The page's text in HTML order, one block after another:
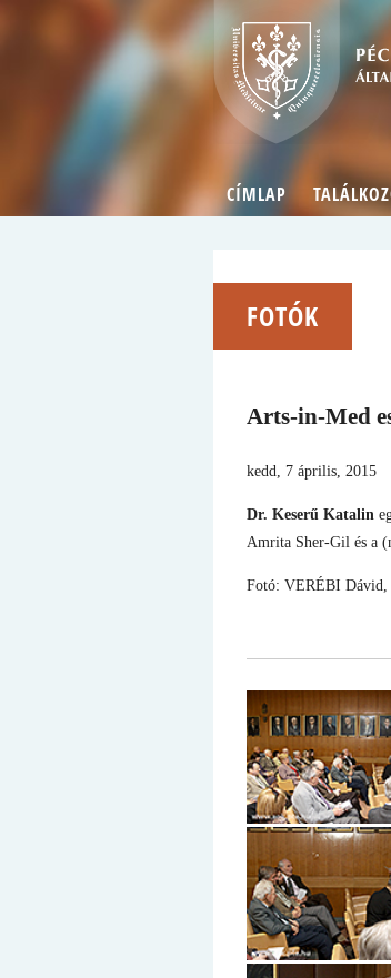
CÍMLAP
FOTÓK
Arts-in-Med
kedd, 7 április, 2015
Dr. Keserű Katalin
Amrita Sher-Gil és a
Fotó: VERÉBI Dávid,